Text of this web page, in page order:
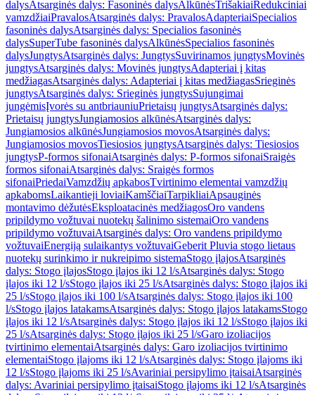
dalysAtsarginės dalys: Fasoninės dalysAlkūnėsTrišakiaiRedukciniai
vamzdžiaiPravalosAtsarginės dalys: PravalosAdapteriaiSpecialios
fasoninės dalysAtsarginės dalys: Specialios fasoninės
dalysSuperTube fasoninės dalysAlkūnėsSpecialios fasoninės
dalysJungtysAtsarginės dalys: JungtysSuvirinamos jungtysMovinės
jungtysAtsarginės dalys: Movinės jungtysAdapteriai į kitas
medžiagasAtsarginės dalys: Adapteriai į kitas medžiagasSrieginės
jungtysAtsarginės dalys: Srieginės jungtysSujungimai
jungėmisĮvorės su antbriauniuPrietaisų jungtysAtsarginės dalys:
Prietaisų jungtysJungiamosios alkūnėsAtsarginės dalys:
Jungiamosios alkūnėsJungiamosios movosAtsarginės dalys:
Jungiamosios movosTiesiosios jungtysAtsarginės dalys: Tiesiosios
jungtysP-formos sifonaiAtsarginės dalys: P-formos sifonaiSraigės
formos sifonaiAtsarginės dalys: Sraigės formos
sifonaiPriedaiVamzdžių apkabosTvirtinimo elementai vamzdžių
apkabomsLaikantieji loviaiKamščiaiTarpikliaiApsauginės
montavimo dėžutėsEksploatacinės medžiagosOro vandens
pripildymo vožtuvai nuotekų šalinimo sistemaiOro vandens
pripildymo vožtuvaiAtsarginės dalys: Oro vandens pripildymo
vožtuvaiEnergiją sulaikantys vožtuvaiGeberit Pluvia stogo lietaus
nuotekų surinkimo ir nukreipimo sistemaStogo įlajosAtsarginės
dalys: Stogo įlajosStogo įlajos iki 12 l/sAtsarginės dalys: Stogo
įlajos iki 12 l/sStogo įlajos iki 25 l/sAtsarginės dalys: Stogo įlajos iki
25 l/sStogo įlajos iki 100 l/sAtsarginės dalys: Stogo įlajos iki 100
l/sStogo įlajos latakamsAtsarginės dalys: Stogo įlajos latakamsStogo
įlajos iki 12 l/sAtsarginės dalys: Stogo įlajos iki 12 l/sStogo įlajos iki
25 l/sAtsarginės dalys: Stogo įlajos iki 25 l/sGaro izoliacijos
tvirtinimo elementaiAtsarginės dalys: Garo izoliacijos tvirtinimo
elementaiStogo įlajoms iki 12 l/sAtsarginės dalys: Stogo įlajoms iki
12 l/sStogo įlajoms iki 25 l/sAvariniai persipylimo įtaisaiAtsarginės
dalys: Avariniai persipylimo įtaisaiStogo įlajoms iki 12 l/sAtsarginės